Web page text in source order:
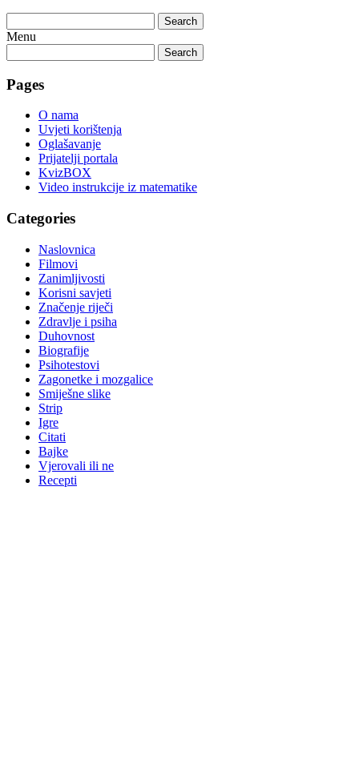
Search
Menu
Search
Pages
O nama
Uvjeti korištenja
Oglašavanje
Prijatelji portala
KvizBOX
Video instrukcije iz matematike
Categories
Naslovnica
Filmovi
Zanimljivosti
Korisni savjeti
Značenje riječi
Zdravlje i psiha
Duhovnost
Biografije
Psihotestovi
Zagonetke i mozgalice
Smiješne slike
Strip
Igre
Citati
Bajke
Vjerovali ili ne
Recepti